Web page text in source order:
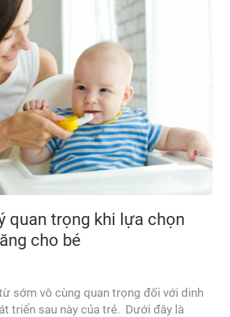
quan trọng khi lựa chọn
cho bé
sớm vô cùng quan trọng đối với dinh
triển sau này của trẻ. Dưới đây là